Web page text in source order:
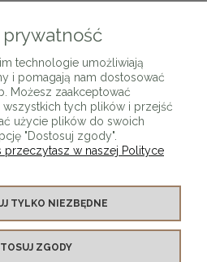
bez ramy
569,00 zł
prywatność
technologie umożliwiają
i pomagają nam dostosować
Możesz zaakceptować
tych plików i przejść
użycie plików do swoich
"Dostosuj zgody".
w naszej Polityce
TYLKO NIEZBĘDNE
ZGODY